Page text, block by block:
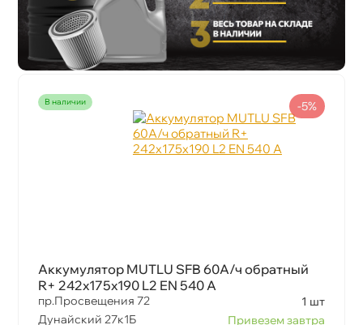
наличии
Аккумулятор MUTLU SFB 60А/ч обратный
R+ 242x175x190 L2 EN 540 А
пр.Просвещения 72
1 шт
Дунайский 27к1Б
Привезем завтра
-5%